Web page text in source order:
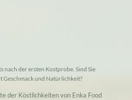
nach der ersten Kostprobe. Sind Sie
Geschmack und Natürlichkeit?
der Köstlichkeiten von Enka Food